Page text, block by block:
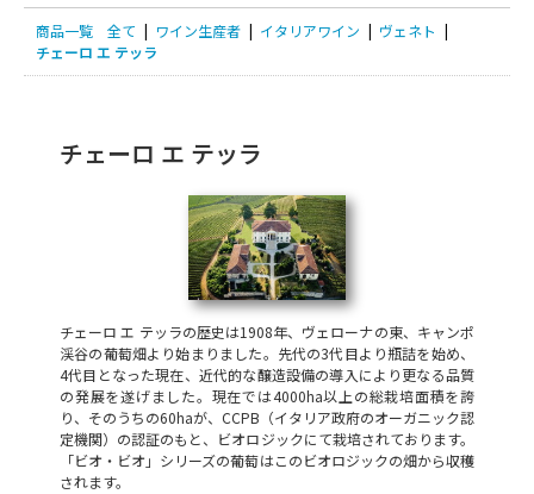
商品一覧 全て | ワイン生産者 | イタリアワイン | ヴェネト |
チェーロ エ テッラ
チェーロ エ テッラ
チェーロ エ テッラの歴史は1908年、ヴェローナの東、キャンポ
渓谷の葡萄畑より始まりました。先代の3代目より瓶詰を始め、
4代目となった現在、近代的な醸造設備の導入により更なる品質
の発展を遂げました。現在では4000ha以上の総栽培面積を誇
り、そのうちの60haが、CCPB（イタリア政府のオーガニック認
定機関）の認証のもと、ビオロジックにて栽培されております。
「ビオ・ビオ」シリーズの葡萄はこのビオロジックの畑から収穫
されます。